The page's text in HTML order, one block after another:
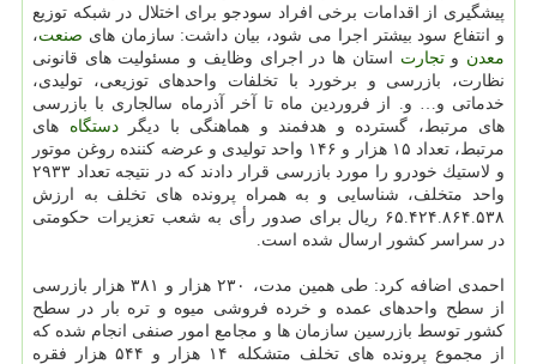
پیشگیری از اقدامات برخی افراد سودجو برای اختلال در شبكه توزیع
و انتفاع سود بیشتر اجرا می شود، بیان داشت: سازمان های صنعت،
معدن وتجارت استان ها در اجرای وظایف و مسئولیت های قانونی
نظارت، بازرسی و برخورد با تخلفات واحدهای توزیعی، تولیدی،
خدماتی و… و. از فروردین ماه تا آخر آذرماه سالجاری با بازرسی
های مرتبط، گسترده و هدفمند و هماهنگی با دیگردستگاه های
مرتبط، تعداد ۱۵ هزار و ۱۴۶ واحد تولیدی و عرضه كننده روغن موتور
و لاستیك خودرو را مورد بازرسی قرار دادند كه در نتیجه تعداد ۲۹۳۳
واحد متخلف، شناسایی و به همراه پرونده های تخلف به ارزش
۶۵.۴۲۴.۸۶۴.۵۳۸ ریال برای صدور رأی به شعب تعزیرات حكومتی
در سراسر كشور ارسال شده است.
احمدی اضافه كرد: طی همین مدت، ۲۳۰ هزار و ۳۸۱ هزار بازرسی
از سطح واحدهای عمده و خرده فروشی میوه و تره بار در سطح
كشور توسط بازرسین سازمان ها و مجامع امور صنفی انجام شده كه
از مجموع پرونده های تخلف متشكله ۱۴ هزار و ۵۴۴ هزار فقره